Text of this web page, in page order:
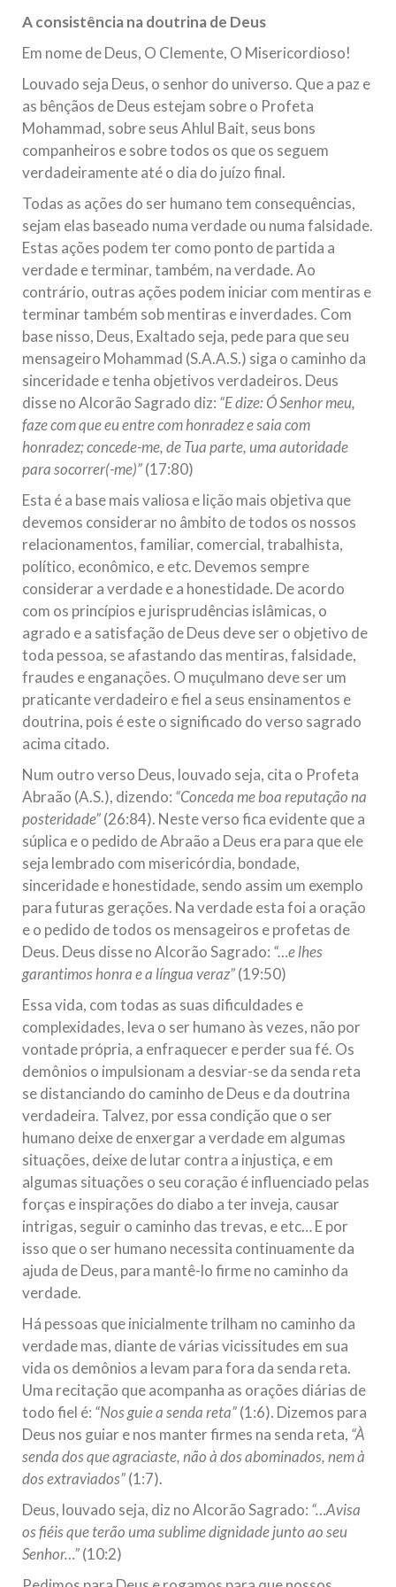
Kharrazi, que encontra-se visitando
A consistência na doutrina de Deus
Em nome de Deus, O Clemente, O Misericordioso!
Louvado seja Deus, o senhor do universo. Que a paz e
as bênçãos de Deus estejam sobre o Profeta
Mohammad, sobre seus Ahlul Bait, seus bons
companheiros e sobre todos os que os seguem
verdadeiramente até o dia do juízo final.
Todas as ações do ser humano tem consequências,
sejam elas baseado numa verdade ou numa falsidade.
Estas ações podem ter como ponto de partida a
verdade e terminar, também, na verdade. Ao
contrário, outras ações podem iniciar com mentiras e
terminar também sob mentiras e inverdades. Com
base nisso, Deus, Exaltado seja, pede para que seu
mensageiro Mohammad (S.A.A.S.) siga o caminho da
sinceridade e tenha objetivos verdadeiros. Deus
disse no Alcorão Sagrado diz: “E dize: Ó Senhor meu,
faze com que eu entre com honradez e saia com
honradez; concede-me, de Tua parte, uma autoridade
para socorrer(-me)”(17:80)
Esta é a base mais valiosa e lição mais objetiva que
devemos considerar no âmbito de todos os nossos
relacionamentos, familiar, comercial, trabalhista,
político, econômico, e etc. Devemos sempre
considerar a verdade e a honestidade. De acordo
com os princípios e jurisprudências islâmicas, o
agrado e a satisfação de Deus deve ser o objetivo de
toda pessoa, se afastando das mentiras, falsidade,
fraudes e enganações. O muçulmano deve ser um
praticante verdadeiro e fiel a seus ensinamentos e
doutrina, pois é este o significado do verso sagrado
acima citado.
Num outro verso Deus, louvado seja, cita o Profeta
Abraão (A.S.), dizendo: “Conceda me boa reputação na
posteridade”(26:84). Neste verso fica evidente que a
súplica e o pedido de Abraão a Deus era para que ele
seja lembrado com misericórdia, bondade,
sinceridade e honestidade, sendo assim um exemplo
para futuras gerações. Na verdade esta foi a oração
e o pedido de todos os mensageiros e profetas de
Deus. Deus disse no Alcorão Sagrado: “…e lhes
garantimos honra e a língua veraz”(19:50)
Essa vida, com todas as suas dificuldades e
complexidades, leva o ser humano às vezes, não por
vontade própria, a enfraquecer e perder sua fé. Os
demônios o impulsionam a desviar-se da senda reta
se distanciando do caminho de Deus e da doutrina
verdadeira. Talvez, por essa condição que o ser
humano deixe de enxergar a verdade em algumas
situações, deixe de lutar contra a injustiça, e em
algumas situações o seu coração é influenciado pelas
forças e inspirações do diabo a ter inveja, causar
intrigas, seguir o caminho das trevas, e etc… E por
isso que o ser humano necessita continuamente da
ajuda de Deus, para mantê-lo firme no caminho da
verdade.
Há pessoas que inicialmente trilham no caminho da
verdade mas, diante de várias vicissitudes em sua
vida os demônios a levam para fora da senda reta.
Uma recitação que acompanha as orações diárias de
todo fiel é: “Nos guie a senda reta”(1:6). Dizemos para
Deus nos guiar e nos manter firmes na senda reta, “À
senda dos queagraciaste, não à dos abominados, nem à
dos extraviados”(1:7).
Deus, louvado seja, diz no Alcorão Sagrado: “…Avisa
os fiéis que terão uma sublime dignidade junto ao seu
Senhor…”(10:2)